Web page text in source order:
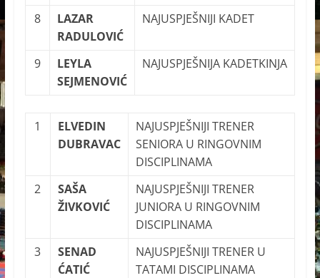
8
LAZAR
RADULOVIĆ
NAJUSPJEŠNIJI KADET
9
LEYLA
SEJMENOVIĆ
NAJUSPJEŠNIJA KADETKINJA
1
ELVEDIN
DUBRAVAC
NAJUSPJEŠNIJI TRENER
SENIORA U RINGOVNIM
DISCIPLINAMA
2
SAŠA
ŽIVKOVIĆ
NAJUSPJEŠNIJI TRENER
JUNIORA U RINGOVNIM
DISCIPLINAMA
3
SENAD
ĆATIĆ
NAJUSPJEŠNIJI TRENER U
TATAMI DISCIPLINAMA